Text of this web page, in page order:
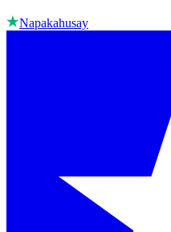
Napakahusay